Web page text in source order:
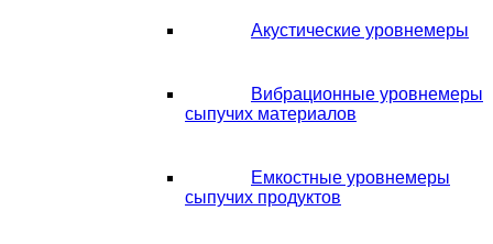
Акустические уровнемеры
Вибрационные уровнемеры
сыпучих материалов
Емкостные уровнемеры
сыпучих продуктов